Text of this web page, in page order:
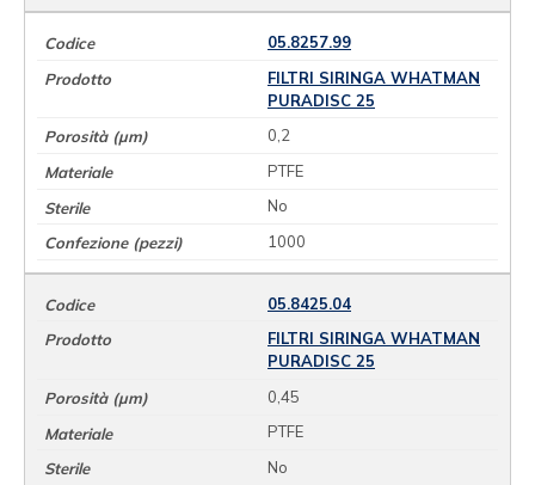
05.8257.99
FILTRI SIRINGA WHATMAN
PURADISC 25
0,2
PTFE
No
1000
05.8425.04
FILTRI SIRINGA WHATMAN
PURADISC 25
0,45
PTFE
No